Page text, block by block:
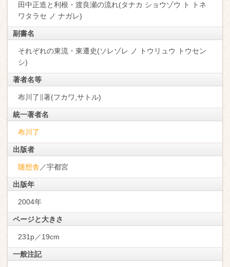
田中正造と利根・渡良瀬の流れ(タナカ ショウゾウ ト トネ
ワタラセ ノ ナガレ)
副書名
それぞれの東流・東遷史(ソレゾレ ノ トウリュウ トウセン
シ)
著者名等
布川了∥著(フカワ,サトル)
統一著者名
布川了
出版者
随想舎 ／宇都宮
出版年
2004年
ページと大きさ
231p／19cm
一般注記